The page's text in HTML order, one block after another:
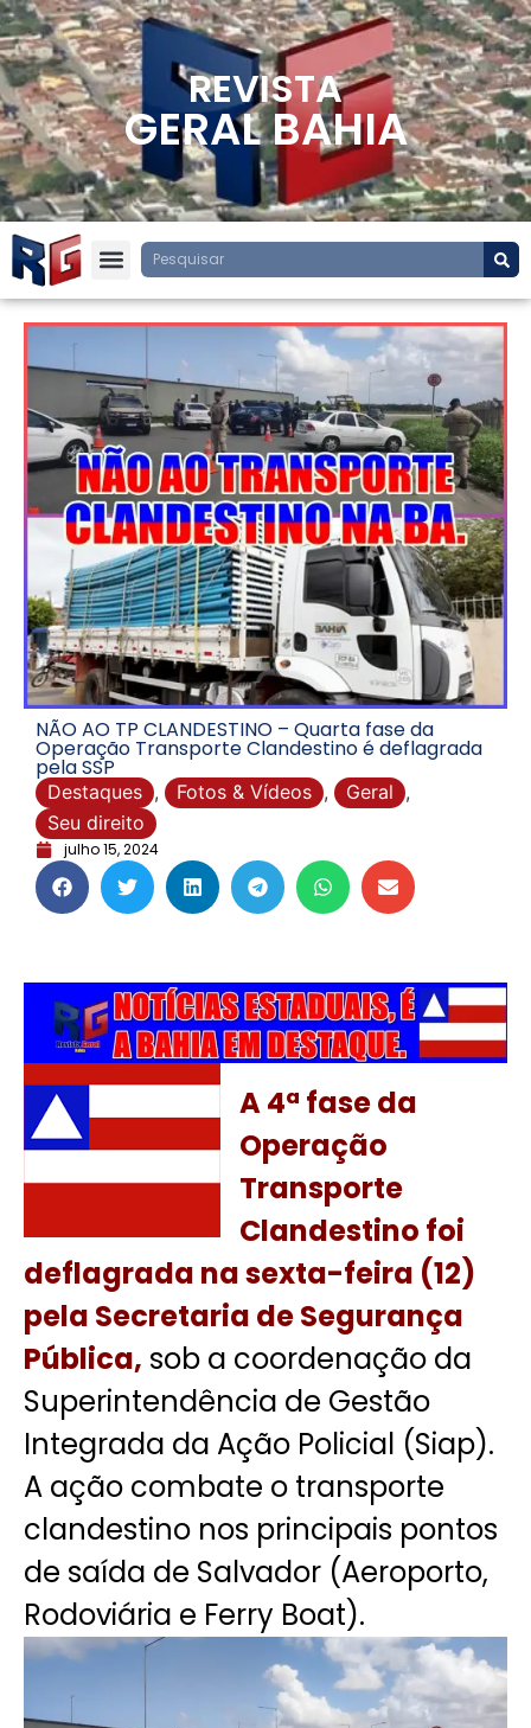
REVISTA
GERAL BAHIA
NÃO AO TP CLANDESTINO – Quarta fase da
Operação Transporte Clandestino é deflagrada
pela SSP
Destaques , Fotos & Vídeos , Geral ,
Seu direito
julho 15, 2024
A 4ª fase da
Operação
Transporte
Clandestino foi
deflagrada na sexta-feira (12)
pela Secretaria de Segurança
Pública, sob a coordenação da
Superintendência de Gestão
Integrada da Ação Policial (Siap).
A ação combate o transporte
clandestino nos principais pontos
de saída de Salvador (Aeroporto,
Rodoviária e Ferry Boat).